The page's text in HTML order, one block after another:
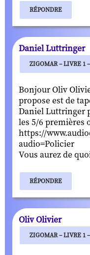
RÉPONDRE
Daniel Luttringer
ZIGOMAR – LIVRE 1
Bonjour Oliv
propose est de
Daniel Luttringer
les 5/6 premières
https://
audio=Policier
Vous aurez de
RÉPONDRE
Oliv Olivier
ZIGOMAR – LIVRE 1